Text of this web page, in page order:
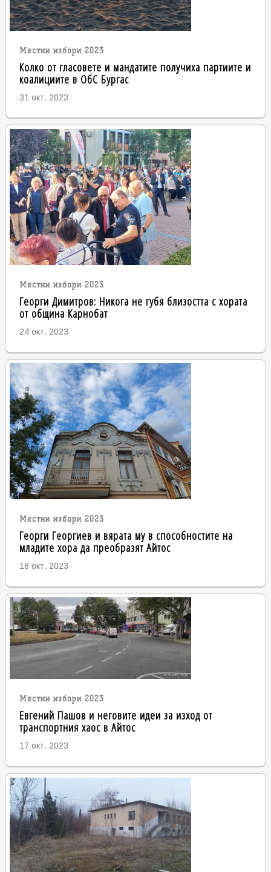
Местни избори 2023
Колко от гласовете и мандатите получиха партиите и
коалициите в ОбС Бургас
31 окт. 2023
Местни избори 2023
Георги Димитров: Никога не губя близостта с хората
от община Карнобат
24 окт. 2023
Местни избори 2023
Георги Георгиев и вярата му в способностите на
младите хора да преобразят Айтос
18 окт. 2023
Местни избори 2023
Евгений Пашов и неговите идеи за изход от
транспортния хаос в Айтос
17 окт. 2023